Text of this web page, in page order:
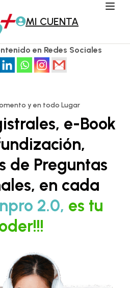
MI CUENTA
en Redes Sociales
y en todo Lugar
e-Book
de Preguntas
en cada
2.0, es tu